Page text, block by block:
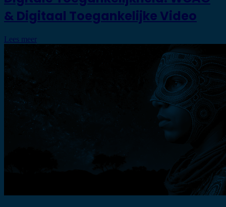
& Digitaal Toegankelijke Video
Lees meer